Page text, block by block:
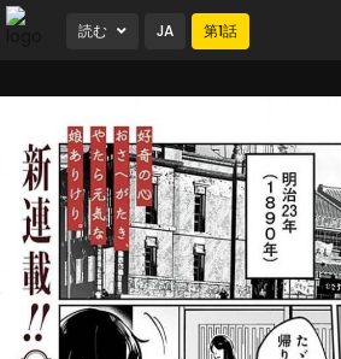
読む JA 第1話